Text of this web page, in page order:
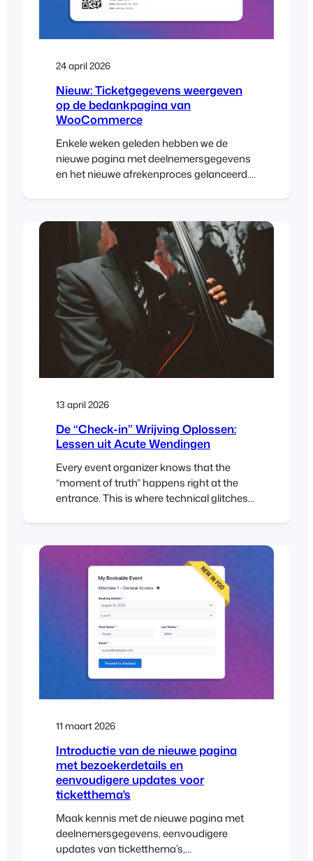
24 april 2026
Nieuw: Ticketgegevens weergeven
op de bedankpagina van
WooCommerce
Enkele weken geleden hebben we de
nieuwe pagina met deelnemersgegevens
en het nieuwe afrekenproces gelanceerd.
en volledige compatibiliteit garandeert
met zowel het WooCommerce Checkout
Block als de klassieke afrekenprocessen.
Nu deze kernonderdelen zijn
geïmplementeerd, richten we onze
aandacht op veelgevraagde functies
13 april 2026
De “Check-in” Wrijving Oplossen:
Lessen uit Acute Wendingen
Every event organizer knows that the
“moment of truth” happens right at the
entrance. This is where technical glitches
Acute Inflections, New York’s premier jazzy
R&B duo, the solution was moving tickets
out of the inbox and directly into their
attendees’ mobile wallets….
11 maart 2026
Introductie van de nieuwe pagina
met bezoekerdetails en
eenvoudigere updates voor
ticketthema's
Maak kennis met de nieuwe pagina met
deelnemersgegevens, eenvoudigere
updates van ticketthema’s,